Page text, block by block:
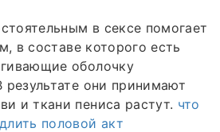
в сексе помогает
в составе которого есть
оболочку
результате они принимают
и ткани пениса растут. что
половой акт